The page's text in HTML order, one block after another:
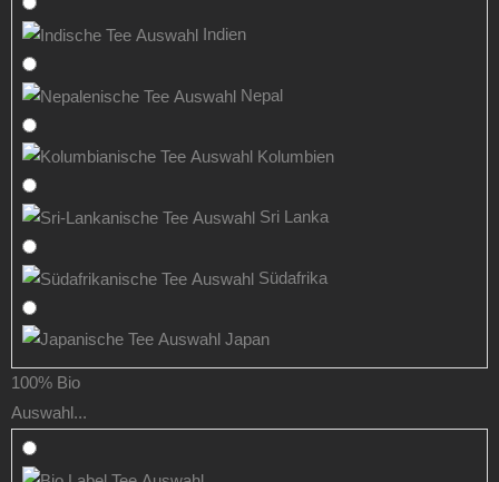
Indien
Nepal
Kolumbien
Sri Lanka
Südafrika
Japan
100% Bio
Auswahl...